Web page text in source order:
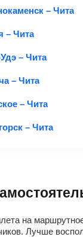
– Чита
– Чита
– Чита
– Чита
– Чита
– Чита
на
Лучше